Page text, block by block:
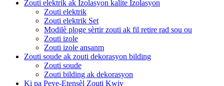
Zouti elektrik ak Izolasyon kalite Izolasyon
Zouti elektrik
Zouti elektrik Set
Modilè ploge sèrtir zouti ak fil retire rad sou ou
Zouti izole
Zouti izole ansanm
Zouti soude ak zouti dekorasyon bilding
Zouti soude
Zouti bilding ak dekorasyon
Ki pa Peye-Etensèl Zouti Kwiv